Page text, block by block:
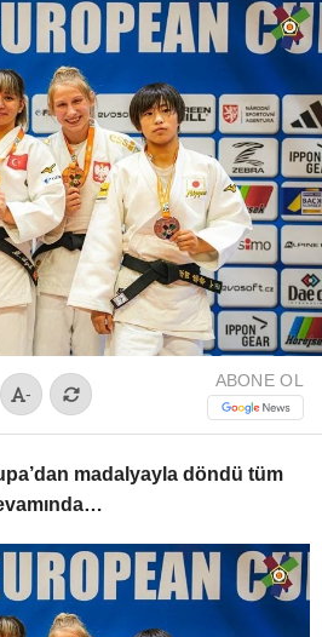
Twitter
Instagram
Youtube
-
ABONE OL
madalyayla döndü tüm